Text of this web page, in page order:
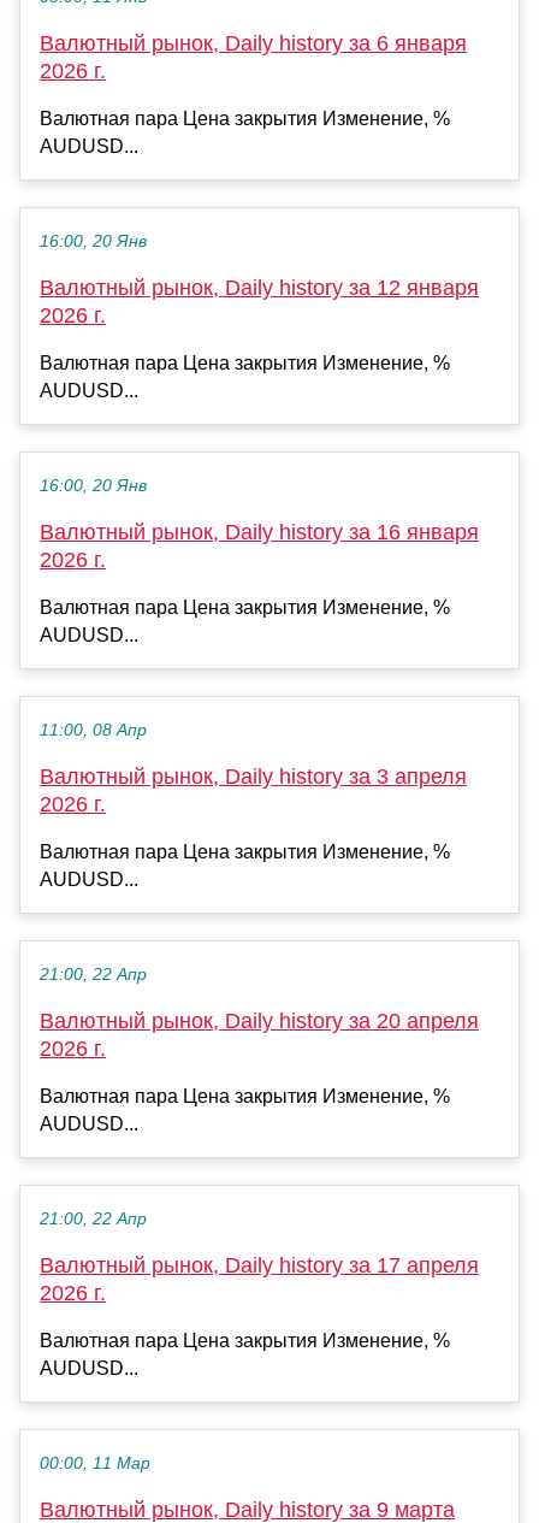
Валютный рынок, Daily history за 6 января
2026 г.
Валютная пара Цена закрытия Изменение, %
AUDUSD...
16:00, 20 Янв
Валютный рынок, Daily history за 12 января
2026 г.
Валютная пара Цена закрытия Изменение, %
AUDUSD...
16:00, 20 Янв
Валютный рынок, Daily history за 16 января
2026 г.
Валютная пара Цена закрытия Изменение, %
AUDUSD...
11:00, 08 Апр
Валютный рынок, Daily history за 3 апреля
2026 г.
Валютная пара Цена закрытия Изменение, %
AUDUSD...
21:00, 22 Апр
Валютный рынок, Daily history за 20 апреля
2026 г.
Валютная пара Цена закрытия Изменение, %
AUDUSD...
21:00, 22 Апр
Валютный рынок, Daily history за 17 апреля
2026 г.
Валютная пара Цена закрытия Изменение, %
AUDUSD...
00:00, 11 Мар
Валютный рынок, Daily history за 9 марта